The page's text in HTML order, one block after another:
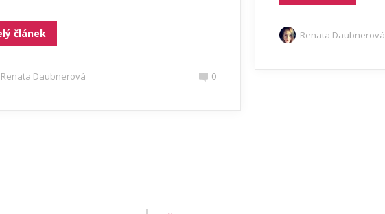
Renata Daubnerová
článek
Renata Daubnerová 0